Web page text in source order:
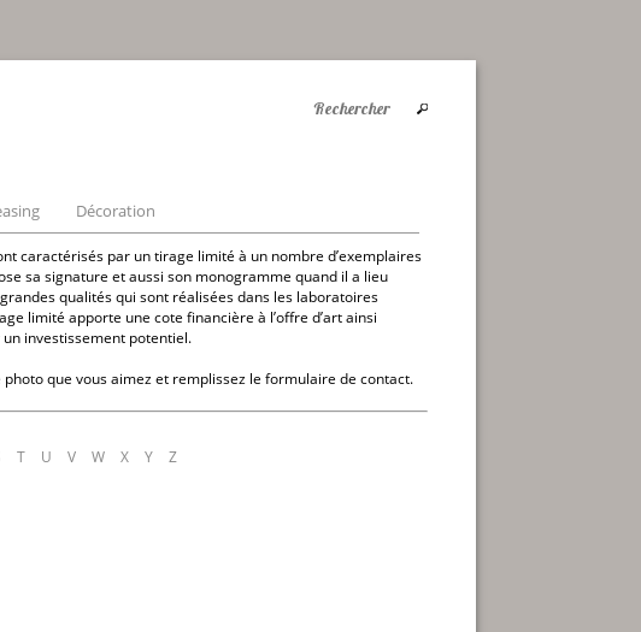
Décoration
caractérisés par un tirage limité à un nombre d’exemplaires
sa signature et aussi son monogramme quand il a lieu
qualités qui sont réalisées dans les laboratoires
limité apporte une cote financière à l’offre d’art ainsi
investissement potentiel.
que vous aimez et remplissez le formulaire de contact.
T U V W X Y Z